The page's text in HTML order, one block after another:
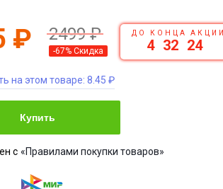
₽ 2499 ₽
-67% Скидка
ДО КОНЦА АКЦИИ
4 32 23
на этом товаре:8.45 ₽
Купить
с «Правилами покупки товаров»